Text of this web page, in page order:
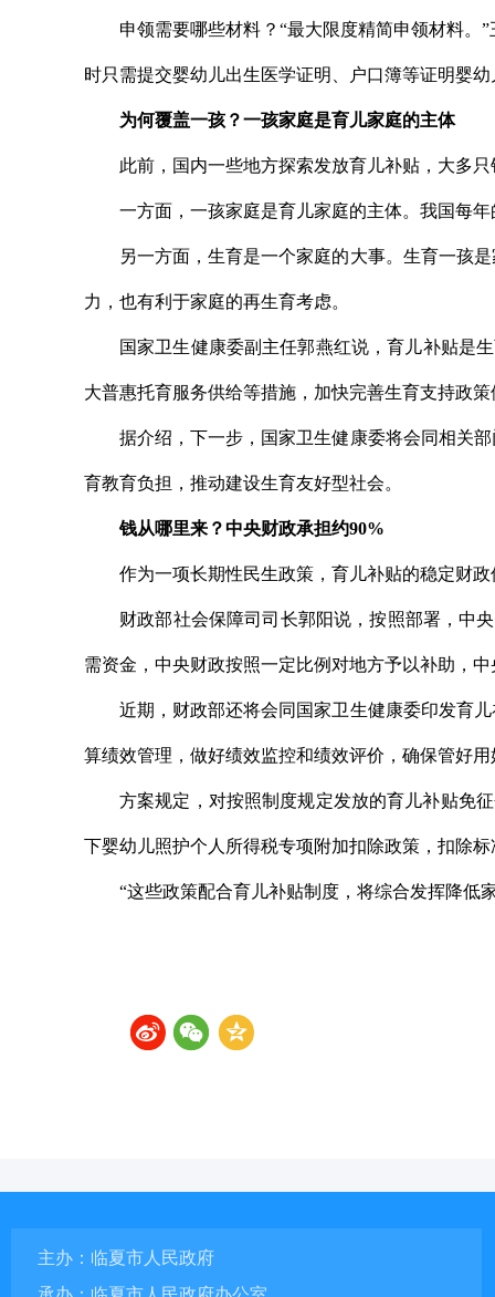
申领需要哪些材料？“最大限度精简申领材料
时只需提交婴幼儿出生医学证明、户口簿等证明婴
为何覆盖一孩？一孩家庭是育儿家庭的主体
此前，国内一些地方探索发放育儿补贴，大多
一方面，一孩家庭是育儿家庭的主体。我国每
另一方面，生育是一个家庭的大事。生育一孩
力，也有利于家庭的再生育考虑。
国家卫生健康委副主任郭燕红说，育儿补贴是
大普惠托育服务供给等措施，加快完善生育支持政
据介绍，下一步，国家卫生健康委将会同相关
育教育负担，推动建设生育友好型社会。
钱从哪里来？中央财政承担约90%
作为一项长期性民生政策，育儿补贴的稳定财
财政部社会保障司司长郭阳说，按照部署，中
需资金，中央财政按照一定比例对地方予以补助，
近期，财政部还将会同国家卫生健康委印发育
算绩效管理，做好绩效监控和绩效评价，确保管好
方案规定，对按照制度规定发放的育儿补贴免
下婴幼儿照护个人所得税专项附加扣除政策，扣除标
“这些政策配合育儿补贴制度，将综合发挥降低
主办：临夏市人民政府